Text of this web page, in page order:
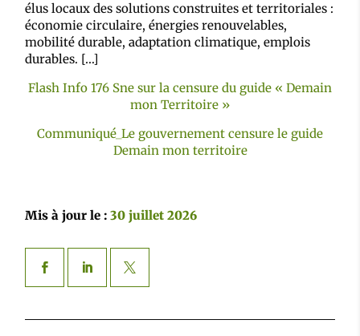
élus locaux des solutions construites et territoriales :
économie circulaire, énergies renouvelables,
mobilité durable, adaptation climatique, emplois
durables. […]
Flash Info 176 Sne sur la censure du guide « Demain
mon Territoire »
Communiqué_Le gouvernement censure le guide
Demain mon territoire
Mis à jour le :30 juillet 2026